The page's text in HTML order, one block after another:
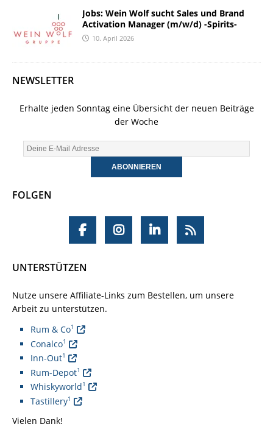
Jobs: Wein Wolf sucht Sales und Brand
Activation Manager (m/w/d) -Spirits-
10. April 2026
NEWSLETTER
Erhalte jeden Sonntag eine Übersicht der neuen Beiträge
der Woche
FOLGEN
UNTERSTÜTZEN
Nutze unsere Affiliate-Links zum Bestellen, um unsere
Arbeit zu unterstützen.
Rum & Co1
Conalco1
Inn-Out1
Rum-Depot1
Whiskyworld1
Tastillery1
Vielen Dank!